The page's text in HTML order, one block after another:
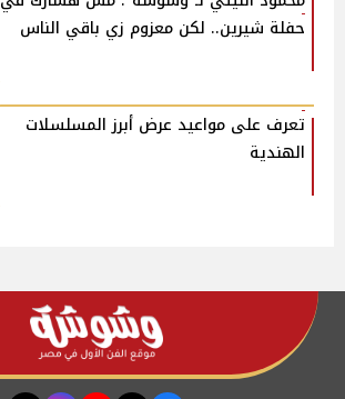
حفلة شيرين.. لكن معزوم زي باقي الناس
تعرف على مواعيد عرض أبرز المسلسلات
الهندية